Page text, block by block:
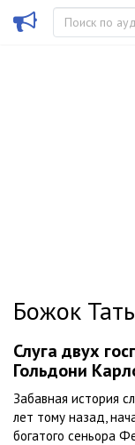
Божок
Слуга двух
Гольдони
Забавная история
лет тому назад,
богатого сеньора